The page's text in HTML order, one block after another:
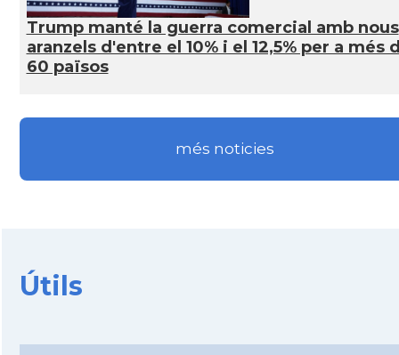
Acció ACCIÓ Miami
Delegació del Govern als Estats Units i
Consolat
Trump manté la guerra comercial amb nous
aranzels d'entre el 10% i el 12,5% per a més
60 països
més noticies
Útils